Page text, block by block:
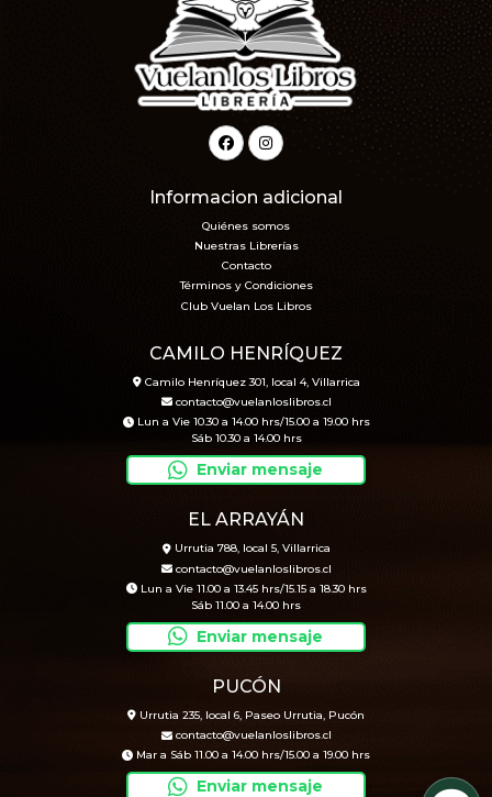
Informacion adicional
Quiénes somos
Nuestras Librerías
Contacto
Términos y Condiciones
Club Vuelan Los Libros
CAMILO HENRÍQUEZ
Camilo Henríquez 301, local 4, Villarrica
contacto@vuelanloslibros.cl
Lun a Vie 10.30 a 14.00 hrs/15.00 a 19.00 hrs
Sáb 10.30 a 14.00 hrs
Enviar mensaje
EL ARRAYÁN
Urrutia 788, local 5, Villarrica
contacto@vuelanloslibros.cl
Lun a Vie 11.00 a 13.45 hrs/15.15 a 18.30 hrs
Sáb 11.00 a 14.00 hrs
Enviar mensaje
PUCÓN
Urrutia 235, local 6, Paseo Urrutia, Pucón
contacto@vuelanloslibros.cl
Mar a Sáb 11.00 a 14.00 hrs/15.00 a 19.00 hrs
Enviar mensaje